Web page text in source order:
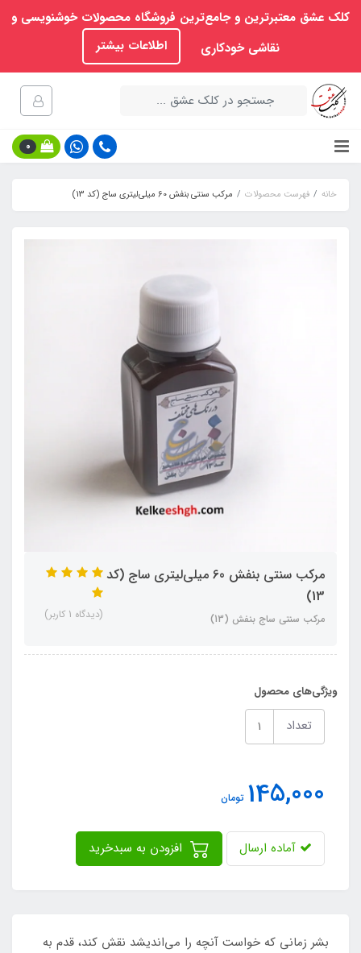
کلک عشق معتبرترین و جامع‌ترین فروشگاه محصولات خوشنویسی و
نقاشی خودکاری
اطلاعات بیشتر
0
خانه فهرست محصولات مرکب سنتی بنفش 60 میلی‌لیتری ساج (کد 13)
مرکب سنتی بنفش 60 میلی‌لیتری ساج (کد
13)
مرکب سنتی ساج بنفش (13) (دیدگاه 1 کاربر)
ویژگی‌های محصول
تعداد
145,000 تومان
آماده ارسال
بشر زمانی که خواست آنچه را می‌اندیشد نقش کند، قدم به